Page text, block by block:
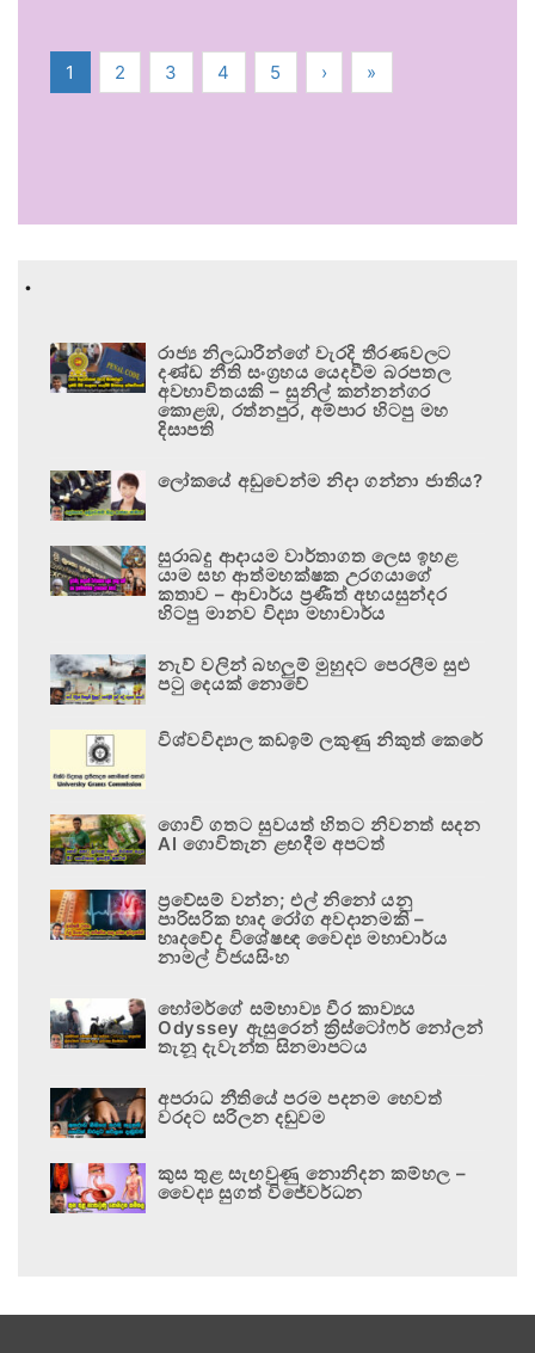
1 2 3 4 5 › »
.
රාජ්‍ය නිලධාරීන්ගේ වැරදි තීරණවලට
දණ්ඩ නීති සංග්‍රහය යෙදවීම බරපතල
අවභාවිතයකි – සුනිල් කන්නන්ගර
කොළඹ, රත්නපුර, අම්පාර හිටපු මහ
දිසාපති
ලෝකයේ අඩුවෙන්ම නිදා ගන්නා ජාතිය?
සුරාබදු ආදායම වාර්තාගත ලෙස ඉහළ
යාම සහ ආත්මභක්ෂක උරගයාගේ
කතාව – ආචාර්ය ප්‍රණීත් අභයසුන්දර
හිටපු මානව විද්‍යා මහාචාර්ය
නැව් වලින් බහලුම් මුහුදට පෙරලීම සුළු
පටු දෙයක් නොවේ
විශ්වවිද්‍යාල කඩඉම් ලකුණු නිකුත් කෙරේ
ගොවි ගතට සුවයත් හිතට නිවනත් සදන
AI ගොවිතැන ළඟදීම අපටත්
ප්‍රවේසම් වන්න; එල් නිනෝ යනු
පාරිසරික හෘද රෝග අවදානමකි –
හෘදවේද විශේෂඥ වෛද්‍ය මහාචාර්ය
නාමල් විජයසිංහ
හෝමර්ගේ සම්භාව්‍ය වීර කාව්‍යය
Odyssey ඇසුරෙන් ක්‍රිස්ටෝෆර් නෝලන්
තැනූ දැවැන්ත සිනමාපටය
අපරාධ නීතියේ පරම පදනම හෙවත්
වරදට සරිලන දඬුවම
කුස තුළ සැඟවුණු නොනිදන කම්හල –
වෛද්‍ය සුගත් විජේවර්ධන